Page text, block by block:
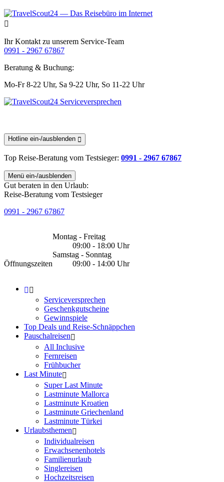
Ihr Kontakt zu unserem Service-Team
0991 - 2967 67867
Beratung & Buchung:
Mo-Fr 8-22 Uhr, Sa 9-22 Uhr, So 11-22 Uhr
Hotline ein-/ausblenden
Top Reise-Beratung vom Testsieger: 0991 - 2967 67867
Menü ein-/ausblenden
Gut beraten in den Urlaub:
Reise-Beratung vom Testsieger
0991 - 2967 67867
Öffnungszeiten
Montag - Freitag
09:00 - 18:00 Uhr
Samstag - Sonntag
09:00 - 14:00 Uhr
Serviceversprechen
Geschenkgutscheine
Gewinnspiele
Top Deals und Reise-Schnäppchen
Pauschalreisen
All Inclusive
Fernreisen
Frühbucher
Last Minute
Super Last Minute
Lastminute Mallorca
Lastminute Kroatien
Lastminute Griechenland
Lastminute Türkei
Urlaubsthemen
Individualreisen
Erwachsenenhotels
Familienurlaub
Singlereisen
Hochzeitsreisen